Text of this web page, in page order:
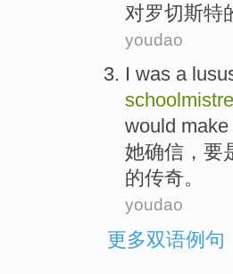
对罗切斯特
youdao
I was a
would make
她确信 ， 要
的传奇。
youdao
更多双语例句